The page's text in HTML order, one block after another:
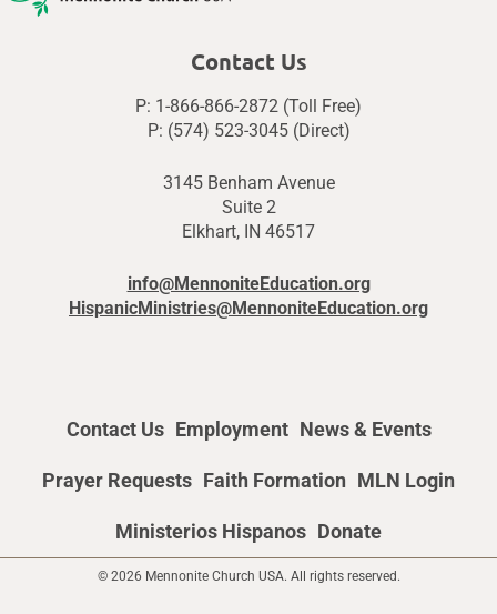
Contact Us
P: 1-866-866-2872 (Toll Free)
P: (574) 523-3045 (Direct)
3145 Benham Avenue
Suite 2
Elkhart, IN 46517
info@MennoniteEducation.org
HispanicMinistries@MennoniteEducation.org
Contact Us Employment News & Events
Prayer Requests Faith Formation MLN Login
Ministerios Hispanos Donate
© 2026 Mennonite Church USA. All rights reserved.